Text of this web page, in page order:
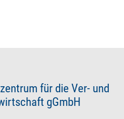
für die Ver- und
gGmbH